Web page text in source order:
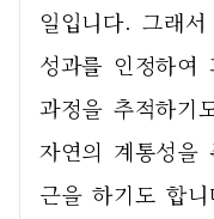
일입니다. 그래
성과를 인정하여
과정을 추적하기
자연의 계통성을
근을 하기도 합